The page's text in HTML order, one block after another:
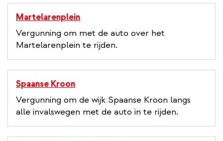
Martelarenplein
Vergunning om met de auto over het
Martelarenplein te rijden.
Spaanse Kroon
Vergunning om de wijk Spaanse Kroon langs
alle invalswegen met de auto in te rijden.